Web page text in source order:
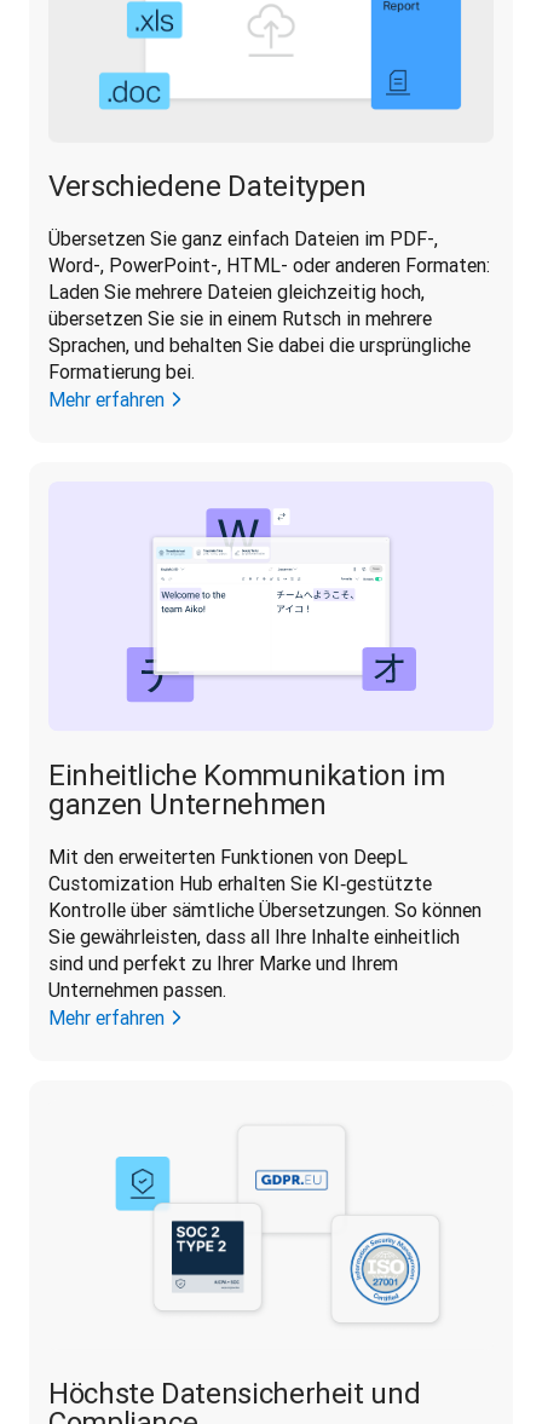
Verschiedene Dateitypen
Übersetzen Sie ganz einfach Dateien im PDF-,
Word-, PowerPoint-, HTML- oder anderen Formaten:
Laden Sie mehrere Dateien gleichzeitig hoch,
übersetzen Sie sie in einem Rutsch in mehrere
Sprachen, und behalten Sie dabei die ursprüngliche
Formatierung bei.
Mehr erfahren
Einheitliche Kommunikation im
ganzen Unternehmen
Mit den erweiterten Funktionen von DeepL
Customization Hub erhalten Sie KI‑gestützte
Kontrolle über sämtliche Übersetzungen. So können
Sie gewährleisten, dass all Ihre Inhalte einheitlich
sind und perfekt zu Ihrer Marke und Ihrem
Unternehmen passen.
Mehr erfahren
Höchste Datensicherheit und